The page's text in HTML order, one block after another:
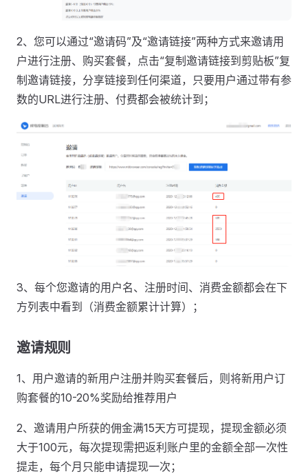
2、您可以通过“邀请码”及“邀请链接”两种方式来邀请用
户进行注册、购买套餐，点击“复制邀请链接到剪贴板”复
制邀请链接，分享链接到任何渠道，只要用户通过带有参
数的URL进行注册、付费都会被统计到；
3、每个您邀请的用户名、注册时间、消费金额都会在下
方列表中看到（消费金额累计计算）；
邀请规则
1、用户邀请的新用户注册并购买套餐后，则将新用户订
购套餐的10-20%奖励给推荐用户
2、邀请用户所获的佣金满15天方可提现，提现金额必须
大于100元，每次提现需把返利账户里的金额全部一次性
提走，每个月只能申请提现一次；